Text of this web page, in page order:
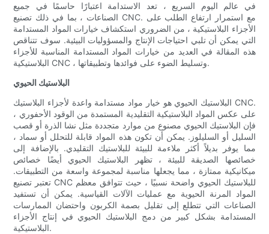
في عالم اليوم السريع ، تعد الاستدامة اعتبارًا حاسمًا في جميع
الصناعات ، بما في ذلك تصنيع CNC. مع استمرار ارتفاع الطلب على
الأجزاء البلاستيكية ، من الضروري استكشاف خيارات المواد المستدامة
التي يمكن أن تلبي احتياجات الإنتاج والمسؤوليات البيئية. سوف تتناقص
هذه المقالة في العديد من خيارات المواد المستدامة المناسبة للأجزاء
البلاستيكية CNC ، وتسليط الضوء على فوائدها وتطبيقاتها.
البلاستيك الحيوي
البلاستيك الحيوي هو خيار مواد مستدامة واعدة لأجزاء البلاستيك CNC.
على عكس المواد البلاستيكية التقليدية المستمدة من الوقود الأحفوري ،
فإن البلاستيك الحيوي مصنوع من موارد متجددة مثل نشا الذرة أو قصب
السليل أو السليلوز. يمكن أن تكون هذه المواد قابلة للتحلل أو سماد ،
مما يوفر بديلاً أكثر ملاءمة للبيئة للبلاستيك التقليدي. بالإضافة إلى
خصائصها الصديقة للبيئة ، تظهر البلاستيك الحيوي أيضًا خصائص
ميكانيكية ممتازة ، مما يجعلها مناسبة لمجموعة واسعة من التطبيقات.
تعتبر تصنيع CNC للبلاستيك الحيوي واضحة نسبيًا ، حيث تتوافق معظم
المواد المرنة الحيوية مع عمليات الآلات القياسية. يمكن أن تستفيد
الصناعات التي تتطلع إلى تقليل بصمة الكربون واحتضان الممارسات
المستدامة بشكل كبير من دمج البلاستيك الحيوي في إنتاج الأجزاء
البلاستيكية.